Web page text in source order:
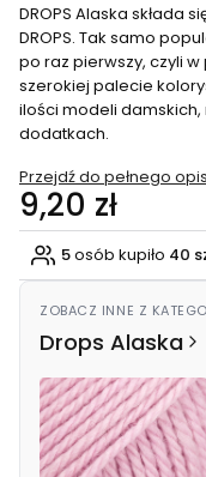
DROPS Alaska składa
DROPS. Tak samo
po raz pierwszy, czyli
szerokiej palecie
ilości modeli
dodatkach.
Przejdź do pełnego
Cena
9,20 zł
5osób kupiło 40
ZOBACZ INNE Z
Drops Alaska